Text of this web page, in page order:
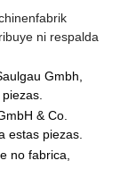
ni respalda
Gmbh,
& Co.
estas piezas.
no fabrica,